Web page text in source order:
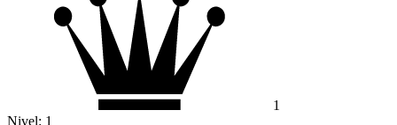
1
Nivel: 1